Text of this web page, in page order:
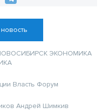
ЭКОНОМИКА
Власть Форум
Андрей Шимкив